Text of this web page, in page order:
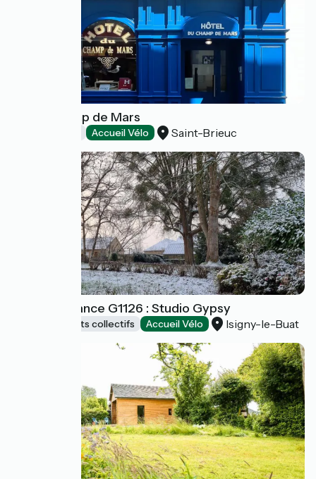
Hôtel Champ de Mars
Accueil Vélo Saint-Brieuc
Gîtes de France G1126 : Studio Gypsy
Hébergements collectifs Accueil Vélo Isigny-le-Buat